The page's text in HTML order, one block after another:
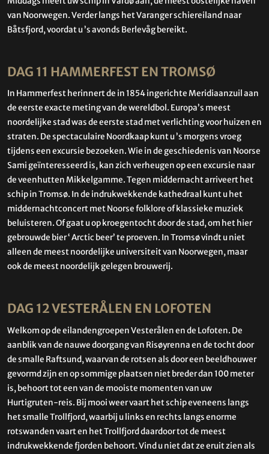
van Noorwegen. Verder langs het Varanger schiereiland naar
Båtsfjord, voordat u ’s avonds Berlevåg bereikt.
DAG 11 HAMMERFEST EN TROMSØ
In Hammerfest herinnert de in 1854 ingerichte Meridiaanzuil aan
de eerste exacte meting van de wereldbol. Europa’s meest
noordelijke stad was de eerste stad met verlichting voor huizen en
straten. De spectaculaire Noordkaap kunt u ’s morgens vroeg
tijdens een excursie bezoeken. Wie in de geschiedenis van Noorse
Sami geïnteresseerd is, kan zich verheugen op een excursie naar
de veenhutten Mikkelgamme. Tegen middernacht arriveert het
schip in Tromsø. In de indrukwekkende kathedraal kunt u het
middernachtconcert met Noorse folklore of klassieke muziek
beluisteren. Of gaat u op kroegentocht door de stad, om het hier
gebrouwde bier ‘ Arctic beer’ te proeven. In Tromsø vindt u niet
alleen de meest noordelijke universiteit van Noorwegen, maar
ook de meest noordelijk gelegen brouwerij.
DAG 12 VESTERÅLEN EN LOFOTEN
Welkom op de eilandengroepen Vesterålen en de Lofoten. De
aanblik van de nauwe doorgang van Risøyrenna en de tocht door
de smalle Raftsund, waarvan de rotsen als door een beeldhouwer
gevormd zijn en op sommige plaatsen niet breder dan 100 meter
is, behoort tot een van de mooiste momenten van uw
Hurtigruten-reis. Bij mooi weer vaart het schip eveneens langs
het smalle Trollfjord, waarbij u links en rechts langs enorme
rotswanden vaart en het Trollfjord daardoor tot de meest
indrukwekkende fjorden behoort. Vind u niet dat ze eruit zien als